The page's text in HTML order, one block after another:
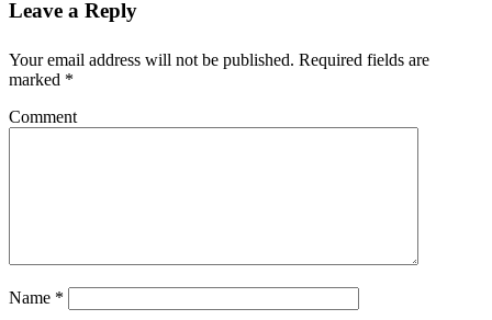
Leave a Reply
Your email address will not be published. Required fields are
marked *
Comment
Name *